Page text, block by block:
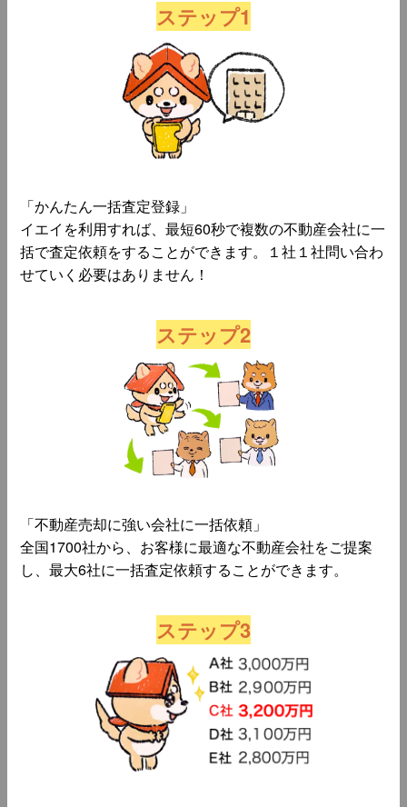
ステップ1
「かんたん一括査定登録」
イエイを利用すれば、最短60秒で複数の不動産会社に一
括で査定依頼をすることができます。１社１社問い合わ
せていく必要はありません！
ステップ2
「不動産売却に強い会社に一括依頼」
全国1700社から、お客様に最適な不動産会社をご提案
し、最大6社に一括査定依頼することができます。
ステップ3